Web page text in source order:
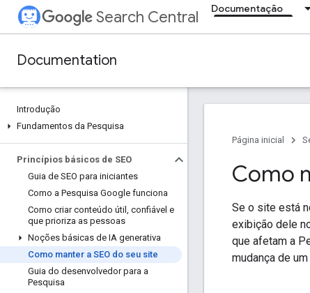
Search Central Documentação
Documentation
Introdução
Fundamentos da Pesquisa
Princípios básicos de SEO
Guia de SEO para iniciantes
Como a Pesquisa Google funciona
Como criar conteúdo útil , confiável e
que prioriza as pessoas
Noções básicas de IA generativa
Como manter a SEO do seu site
Guia do desenvolvedor para a
Pesquisa
Página inicial
Como
Se o site está
exibição dele
que afetam a
mudança de